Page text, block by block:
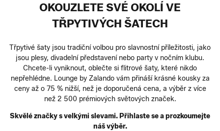
OKOUZLETE SVÉ OKOLÍ VE
TŘPYTIVÝCH ŠATECH
Třpytivé šaty jsou tradiční volbou pro slavnostní příležitosti, jako
jsou plesy, divadelní představení nebo party v nočním klubu.
Chcete-li vyniknout, oblečte si flitrové šaty, které nikdo
nepřehlédne. Lounge by Zalando vám přináší krásné kousky za
ceny až o 75 % nižší, než je doporučená cena, a výběr z více
než 2 500 prémiových světových značek.
Skvělé značky s velkými slevami. Přihlaste se a prozkoumejte
náš výběr.